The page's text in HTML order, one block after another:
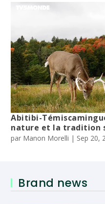
Abitibi-
nature et la tradition
par Manon Morelli | Sep 20,
Brand news